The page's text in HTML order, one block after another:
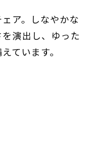
ア。しなやかな
演出し、ゆった
ています。